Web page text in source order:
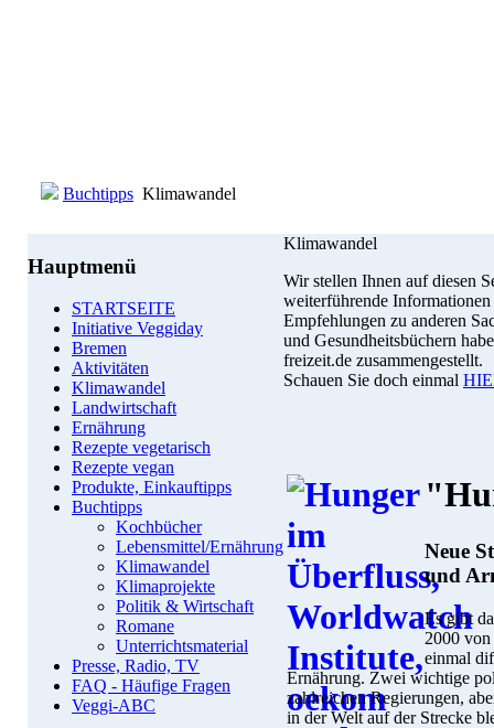
Buchtipps Klimawandel
Hauptmenü
STARTSEITE
Initiative Veggiday
Bremen
Aktivitäten
Klimawandel
Landwirtschaft
Ernährung
Rezepte vegetarisch
Rezepte vegan
Produkte, Einkauftipps
Buchtipps
Kochbücher
Lebensmittel/Ernährung
Klimawandel
Klimaprojekte
Politik & Wirtschaft
Romane
Unterrichtsmaterial
Presse, Radio, TV
FAQ - Häufige Fragen
Veggi-ABC
Klimawandel
Wir stellen Ihnen auf diesen
weiterführende
Empfehlungen zu anderen
und Gesundheitsbüchern
freizeit.de zusammengestellt.
Schauen Sie doch einmal
Neue
und
Es gibt
2000
einmal
Ernährung. Zwei wichtige
zahlreichen Regierungen,
in der Welt auf der Strecke